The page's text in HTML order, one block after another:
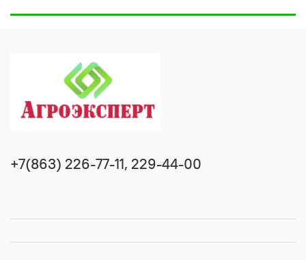
+7(863) 226-77-11, 229-44-00